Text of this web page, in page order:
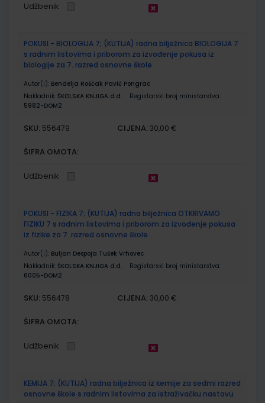
Udžbenik
POKUSI - BIOLOGIJA 7; (KUTIJA) radna bilježnica BIOLOGIJA 7
s radnim listovima i priborom za izvođenje pokusa iz
biologije za 7. razred osnovne škole
Autor(i): Bendelja Roščak Pavić Pongrac
Nakladnik: ŠKOLSKA KNJIGA d.d.
Registarski broj ministarstva:
5982-DOM2
SKU: 556479 CIJENA: 30,00 €
ŠIFRA OMOTA:
Udžbenik
POKUSI - FIZIKA 7; (KUTIJA) radna bilježnica OTKRIVAMO
FIZIKU 7 s radnim listovima i priborom za izvođenje pokusa
iz fizike za 7. razred osnovne škole
Autor(i): Buljan Despoja Tušek Vrhovec
Nakladnik: ŠKOLSKA KNJIGA d.d.
Registarski broj ministarstva:
6005-DOM2
SKU: 556478 CIJENA: 30,00 €
ŠIFRA OMOTA:
Udžbenik
KEMIJA 7; (KUTIJA) radna bilježnica iz kemije za sedmi razred
osnovne škole s radnim listovima za istraživačku nastavu